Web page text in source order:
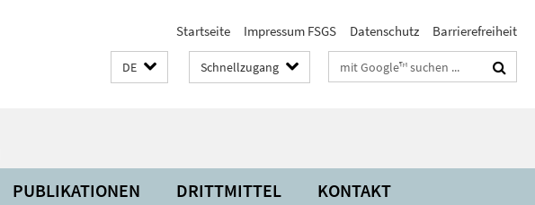
Startseite Impressum FSGS Datenschutz Barrierefreiheit
DE Schnellzugang Suchbegriffe
PUBLIKATIONEN DRITTMITTEL KONTAKT